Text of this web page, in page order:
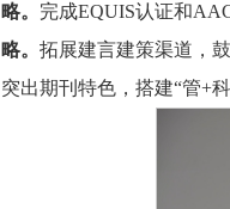
略。 完成EQUIS认证和
略。 拓展建言建策渠道，
突出期刊特色，搭建“管+